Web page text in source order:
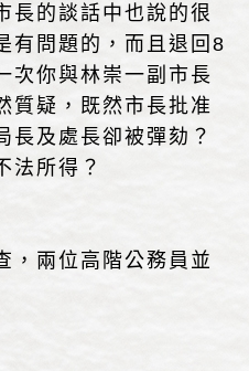
長的談話中也說的很
有問題的，而且退回8
次你與林崇一副市長
質疑，既然市長批准
長及處長卻被彈劾？
法所得？
兩位高階公務員並